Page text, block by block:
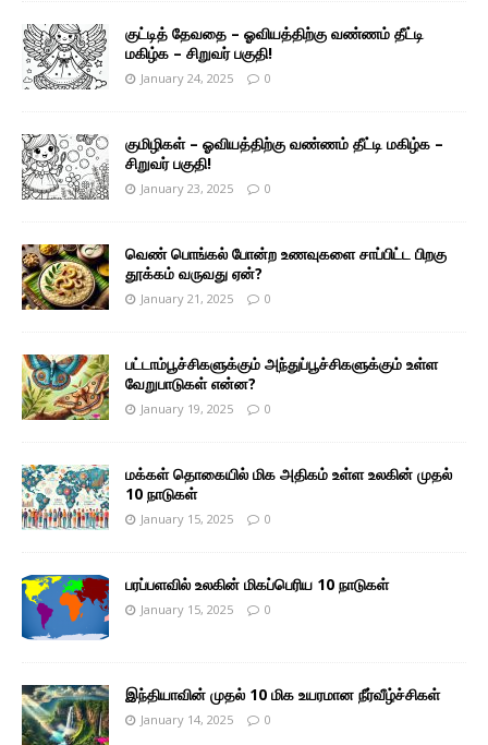
குட்டித் தேவதை – ஓவியத்திற்கு வண்ணம் தீட்டி
மகிழ்க – சிறுவர் பகுதி!
January 24, 2025 0
குமிழிகள் – ஓவியத்திற்கு வண்ணம் தீட்டி மகிழ்க –
சிறுவர் பகுதி!
January 23, 2025 0
வெண் பொங்கல் போன்ற உணவுகளை சாப்பிட்ட பிறகு
தூக்கம் வருவது ஏன்?
January 21, 2025 0
பட்டாம்பூச்சிகளுக்கும் அந்துப்பூச்சிகளுக்கும் உள்ள
வேறுபாடுகள் என்ன?
January 19, 2025 0
மக்கள் தொகையில் மிக அதிகம் உள்ள உலகின் முதல்
10 நாடுகள்
January 15, 2025 0
பரப்பளவில் உலகின் மிகப்பெரிய 10 நாடுகள்
January 15, 2025 0
இந்தியாவின் முதல் 10 மிக உயரமான நீர்வீழ்ச்சிகள்
January 14, 2025 0